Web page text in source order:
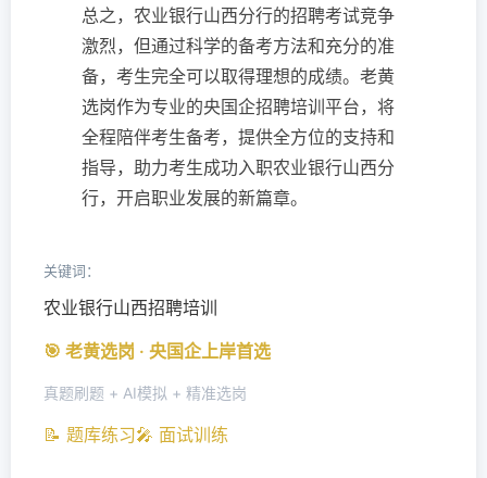
总之，农业银行山西分行的招聘考试竞争
激烈，但通过科学的备考方法和充分的准
备，考生完全可以取得理想的成绩。老黄
选岗作为专业的央国企招聘培训平台，将
全程陪伴考生备考，提供全方位的支持和
指导，助力考生成功入职农业银行山西分
行，开启职业发展的新篇章。
关键词：
农业银行山西招聘培训
🎯 老黄选岗 · 央国企上岸首选
真题刷题 + AI模拟 + 精准选岗
📝 题库练习🎤 面试训练